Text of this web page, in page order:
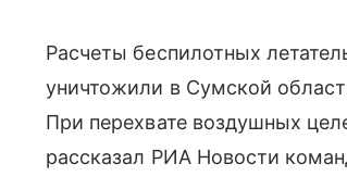
Расчеты беспилотных
уничтожили в Сумской
При перехвате воздушных
рассказал РИА Новости